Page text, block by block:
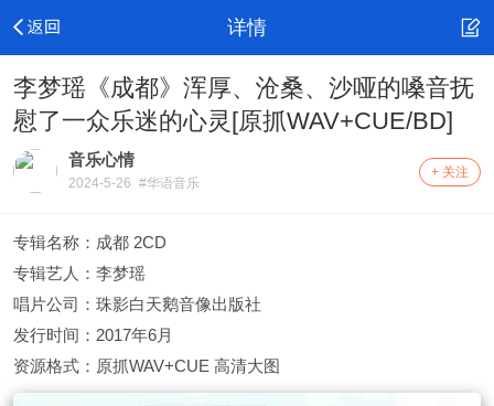
详情
李梦瑶《成都》浑厚、沧桑、沙哑的嗓音抚
慰了一众乐迷的心灵[原抓WAV+CUE/BD]
音乐心情
2024-5-26 #华语音乐
+ 关注
专辑名称：成都 2CD
专辑艺人：李梦瑶
唱片公司：珠影白天鹅音像出版社
发行时间：2017年6月
资源格式：原抓WAV+CUE 高清大图